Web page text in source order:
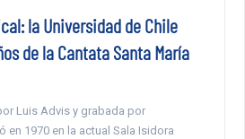
la Universidad de Chile
de la Cantata Santa María
Luis Advis y grabada por
en 1970 en la actual Sala Isidora